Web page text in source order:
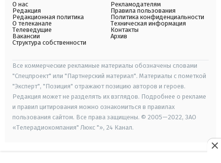
О нас
Редакция
Редакционная политика
О телеканале
Телеведущие
Вакансии
Структура собственности
Рекламодателям
Правила пользования
Политика конфиденциальности
Техническая информация
Контакты
Архив
Все коммерческие рекламные материалы обозначены словами
"Спецпроект" или "Партнерский материал". Материалы с пометкой
"Эксперт", "Позиция" отражают позицию авторов и героев.
Редакция может не разделять их взглядов. Подробнее о рекламе
и правил цитирования можно ознакомиться в правилах
пользования сайтом. Все права защищены. © 2005—2022, ЗАО
«Телерадиокомпания" Люкс "», 24 Канал.